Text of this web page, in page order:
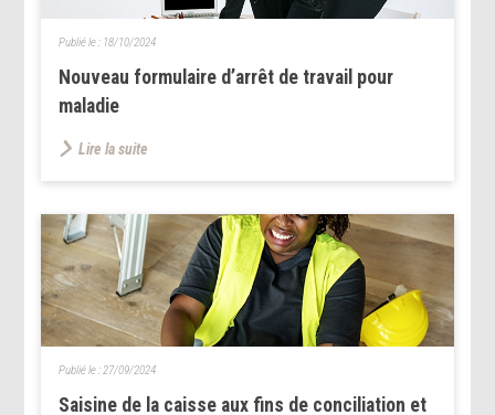
Nouveau formulaire d’arrêt de travail pour
maladie
Publié le : 18/10/2024
Lire la suite
Saisine de la caisse aux fins de conciliation et
Publié le : 27/09/2024